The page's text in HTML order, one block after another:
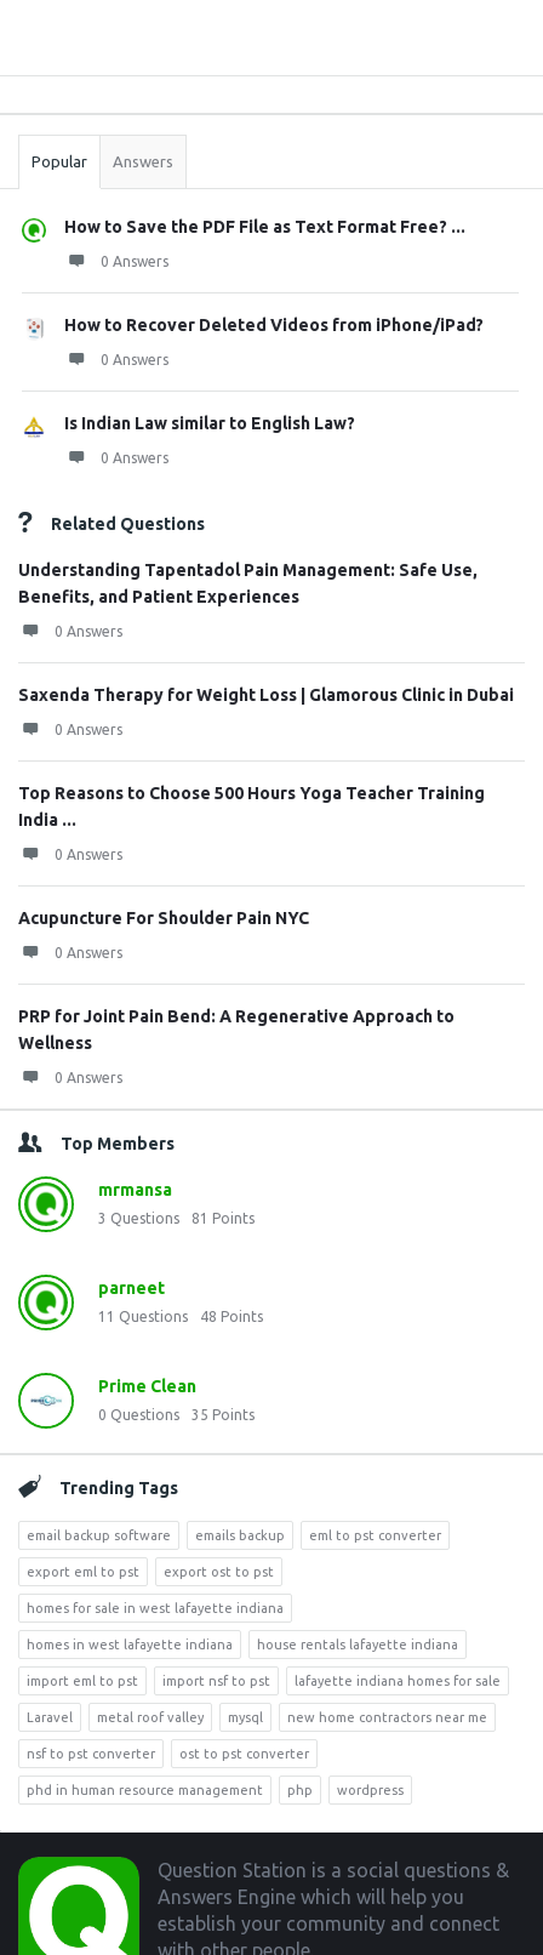
Stats
Popular Answers
How to Save the PDF File as Text Format Free? ...
0 Answers
How to Recover Deleted Videos from iPhone/iPad?
0 Answers
Is Indian Law similar to English Law?
0 Answers
Related Questions
Understanding Tapentadol Pain Management: Safe Use,
Benefits, and Patient Experiences
0 Answers
Saxenda Therapy for Weight Loss | Glamorous Clinic in Dubai
0 Answers
Top Reasons to Choose 500 Hours Yoga Teacher Training
India ...
0 Answers
Acupuncture For Shoulder Pain NYC
0 Answers
PRP for Joint Pain Bend: A Regenerative Approach to
Wellness
0 Answers
Top Members
mrmansa
3 Questions 81 Points
parneet
11 Questions 48 Points
Prime Clean
0 Questions 35 Points
Trending Tags
email backup software emails backup eml to pst converter
export eml to pst export ost to pst
homes for sale in west lafayette indiana
homes in west lafayette indiana house rentals lafayette indiana
import eml to pst import nsf to pst lafayette indiana homes for sale
Laravel metal roof valley mysql new home contractors near me
nsf to pst converter ost to pst converter
phd in human resource management php wordpress
Footer
Question Station is a social questions &
Answers Engine which will help you
establish your community and connect
with other people.